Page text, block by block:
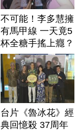
不可能！李多慧擁
有馬甲線 一天竟5
杯全糖手搖上癮？
台片《魯冰花》經
典回憶殺 37周年